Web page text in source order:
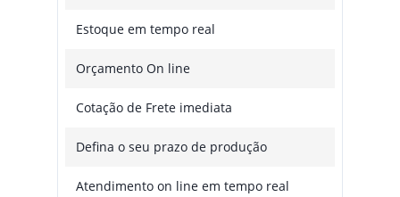
Estoque em tempo real
Orçamento On line
Cotação de Frete imediata
Defina o seu prazo de produção
Atendimento on line em tempo real